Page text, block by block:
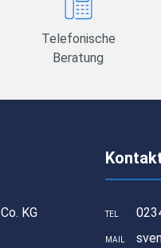
Telefonische
Beratung
KG
TEL
MAIL